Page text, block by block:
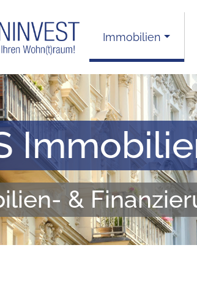
Immobilien
&